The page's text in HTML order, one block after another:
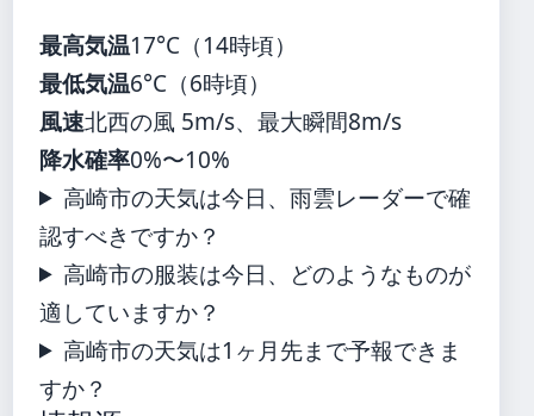
最高気温17°C（14時頃）
最低気温6°C（6時頃）
風速北西の風 5m/s、最大瞬間8m/s
降水確率0%〜10%
高崎市の天気は今日、雨雲レーダーで確
認すべきですか？
高崎市の服装は今日、どのようなものが
適していますか？
高崎市の天気は1ヶ月先まで予報できま
すか？